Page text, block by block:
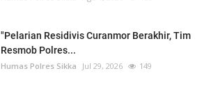
"Pelarian Residivis Curanmor Berakhir, Tim
Resmob Polres...
Humas Polres Sikka Jul 29, 2026 149